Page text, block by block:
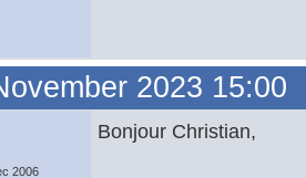
2023 15:00
2006
Bonjour Christian,